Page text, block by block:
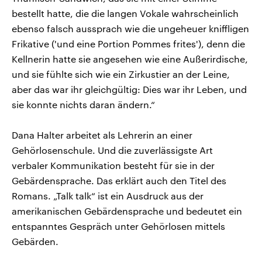
bestellt hatte, die die langen Vokale wahrscheinlich
ebenso falsch aussprach wie die ungeheuer kniffligen
Frikative ('und eine Portion Pommes frites'), denn die
Kellnerin hatte sie angesehen wie eine Außerirdische,
und sie fühlte sich wie ein Zirkustier an der Leine,
aber das war ihr gleichgültig: Dies war ihr Leben, und
sie konnte nichts daran ändern.“
Dana Halter arbeitet als Lehrerin an einer
Gehörlosenschule. Und die zuverlässigste Art
verbaler Kommunikation besteht für sie in der
Gebärdensprache. Das erklärt auch den Titel des
Romans. „Talk talk“ ist ein Ausdruck aus der
amerikanischen Gebärdensprache und bedeutet ein
entspanntes Gespräch unter Gehörlosen mittels
Gebärden.